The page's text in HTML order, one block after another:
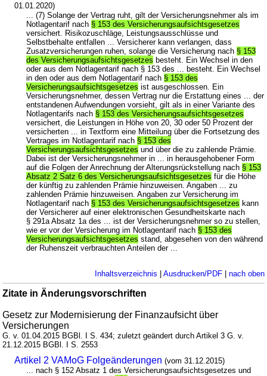
01.01.2020)
... (7) Solange der Vertrag ruht, gilt der Versicherungsnehmer als im
Notlagentarif nach § 153 des Versicherungsaufsichtsgesetzes
versichert. Risikozuschläge, Leistungsausschlüsse und
Selbstbehalte entfallen ... Versicherer kann verlangen, dass
Zusatzversicherungen ruhen, solange die Versicherung nach § 153
des Versicherungsaufsichtsgesetzes besteht. Ein Wechsel in den
oder aus dem Notlagentarif nach § 153 des ... besteht. Ein Wechsel
in den oder aus dem Notlagentarif nach § 153 des
Versicherungsaufsichtsgesetzes ist ausgeschlossen. Ein
Versicherungsnehmer, dessen Vertrag nur die Erstattung eines ... der
entstandenen Aufwendungen vorsieht, gilt als in einer Variante des
Notlagentarifs nach § 153 des Versicherungsaufsichtsgesetzes
versichert, die Leistungen in Höhe von 20, 30 oder 50 Prozent der
versicherten ... in Textform eine Mitteilung über die Fortsetzung des
Vertrages im Notlagentarif nach § 153 des
Versicherungsaufsichtsgesetzes und über die zu zahlende Prämie.
Dabei ist der Versicherungsnehmer in ... in herausgehobener Form
auf die Folgen der Anrechnung der Alterungsrückstellung nach § 153
Absatz 2 Satz 6 des Versicherungsaufsichtsgesetzes für die Höhe
der künftig zu zahlenden Prämie hinzuweisen. Angaben ... zu
zahlenden Prämie hinzuweisen. Angaben zur Versicherung im
Notlagentarif nach § 153 des Versicherungsaufsichtsgesetzes kann
der Versicherer auf einer elektronischen Gesundheitskarte nach
§ 291a Absatz 1a des ... ist der Versicherungsnehmer so zu stellen,
wie er vor der Versicherung im Notlagentarif nach § 153 des
Versicherungsaufsichtsgesetzes stand, abgesehen von den während
der Ruhenszeit verbrauchten Anteilen der ...
Inhaltsverzeichnis | Ausdrucken/PDF| nach oben
Zitate in Änderungsvorschriften
Gesetz zur Modernisierung der Finanzaufsicht über
Versicherungen
G. v. 01.04.2015 BGBl. I S. 434; zuletzt geändert durch Artikel 3 G. v.
21.12.2015 BGBl. I S. 2553
Artikel 2 VAMoG Folgeänderungen (vom 31.12.2015)
... nach § 152 Absatz 1 des Versicherungsaufsichtsgesetzes und